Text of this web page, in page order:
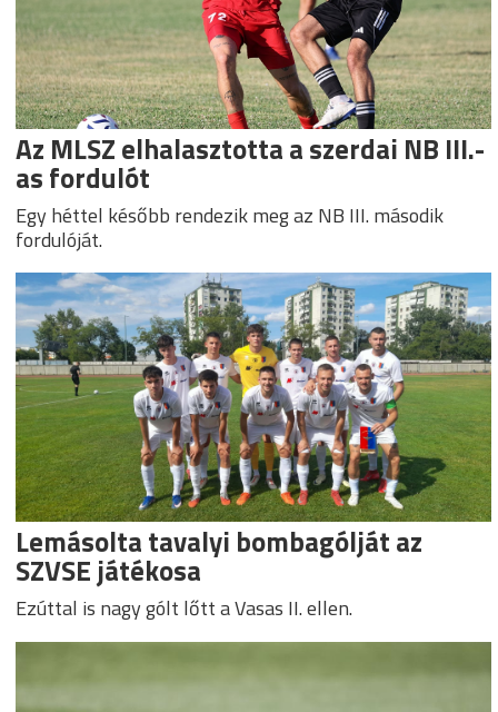
Az MLSZ elhalasztotta a szerdai NB III.-
as fordulót
Egy héttel később rendezik meg az NB III. második
fordulóját.
Lemásolta tavalyi bombagólját az
SZVSE játékosa
Ezúttal is nagy gólt lőtt a Vasas II. ellen.